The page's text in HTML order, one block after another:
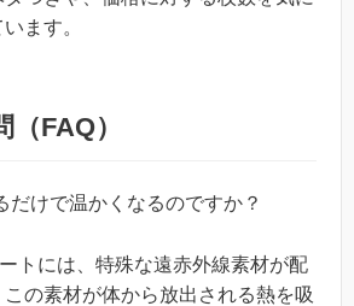
ます。
FAQ）
だけで温かくなるのですか？
トには、特殊な遠赤外線素材が配
の素材が体から放出される熱を吸